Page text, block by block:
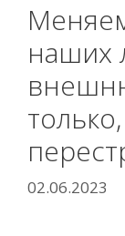
наших
02.06.2023